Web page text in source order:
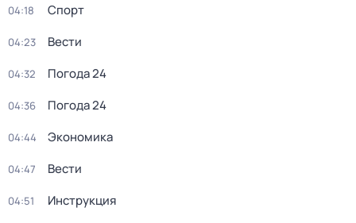
04:18 Спорт
04:23 Вести
04:32 Погода 24
04:36 Погода 24
04:44 Экономика
04:47 Вести
04:51 Инструкция